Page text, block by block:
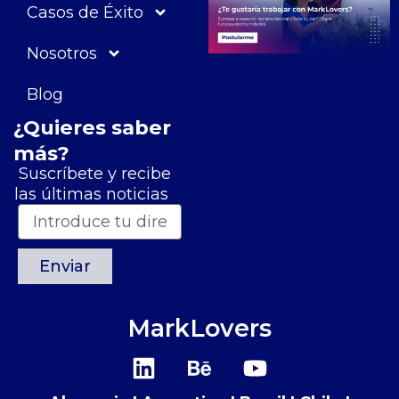
Casos de Éxito
Nosotros
Blog
¿Quieres saber
más?
Suscríbete y recibe
las últimas noticias
Enviar
MarkLovers
L
i
B
e
Y
o